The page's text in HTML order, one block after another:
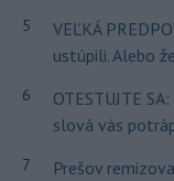
5
VEĽKÁ
ustúpili. Alebo
6
OTESTUJTE
slová vás
7
Prešov